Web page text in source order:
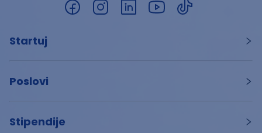
Startuj
Poslovi
Stipendije